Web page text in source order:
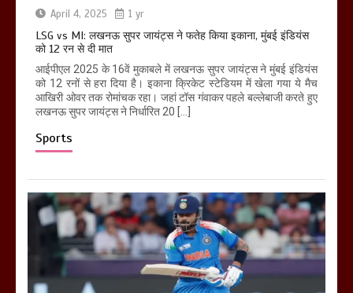
April 4, 2025 1 yr
LSG vs MI: लखनऊ सुपर जायंट्स ने फतेह किया इकाना, मुंबई इंडियंस
को 12 रन से दी मात
आईपीएल 2025 के 16वें मुकाबले में लखनऊ सुपर जायंट्स ने मुंबई इंडियंस
को 12 रनों से हरा दिया है। इकाना क्रिकेट स्टेडियम में खेला गया ये मैच
आखिरी ओवर तक रोमांचक रहा। जहां टॉस गंवाकर पहले बल्लेबाजी करते हुए
लखनऊ सुपर जायंट्स ने निर्धारित 20 […]
Sports